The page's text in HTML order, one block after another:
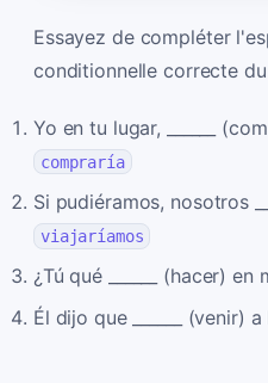
Essayez de compléter
conditionnelle correcte
Yo en tu lugar, ______
compraría
Si pudiéramos, nosotros
viajaríamos
¿Tú qué ______ (hacer)
Él dijo que ______ (venir)